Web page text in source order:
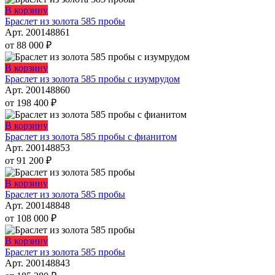
можно
выбрать
на
странице
товара.
В корзинуЭтот
товар
имеет
несколько
вариаций.
Опции
можно
выбрать
на
странице
товара.
Браслет из золота 585 пробы
Арт. 200148861
от 88 000 ₽
В корзинуЭтот
товар
имеет
несколько
вариаций.
Опции
можно
выбрать
на
странице
товара.
Браслет из золота 585 пробы с изумрудом
Арт. 200148860
от 198 400 ₽
В корзинуЭтот
товар
имеет
несколько
вариаций.
Опции
можно
выбрать
на
странице
товара.
Браслет из золота 585 пробы с фианитом
Арт. 200148853
от 91 200 ₽
В корзинуЭтот
товар
имеет
несколько
вариаций.
Опции
можно
выбрать
на
Браслет из золота 585 пробы
Арт. 200148848
от 108 000 ₽
В корзинуЭтот
товар
имеет
Браслет из золота 585 пробы
Арт. 200148843